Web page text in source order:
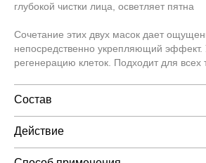
глубокой чистки лица, осветляет пятна
Сочетание этих двух масок дает
непосредственно укрепляющий эффект.
регенерацию клеток. Подходит для всех
Состав
Активные ингредиенты: Azelaic Acid,
NSA 5: Гель Алжир, экстракт водорослей
Действие
Маска великолепно успокаивает кожу